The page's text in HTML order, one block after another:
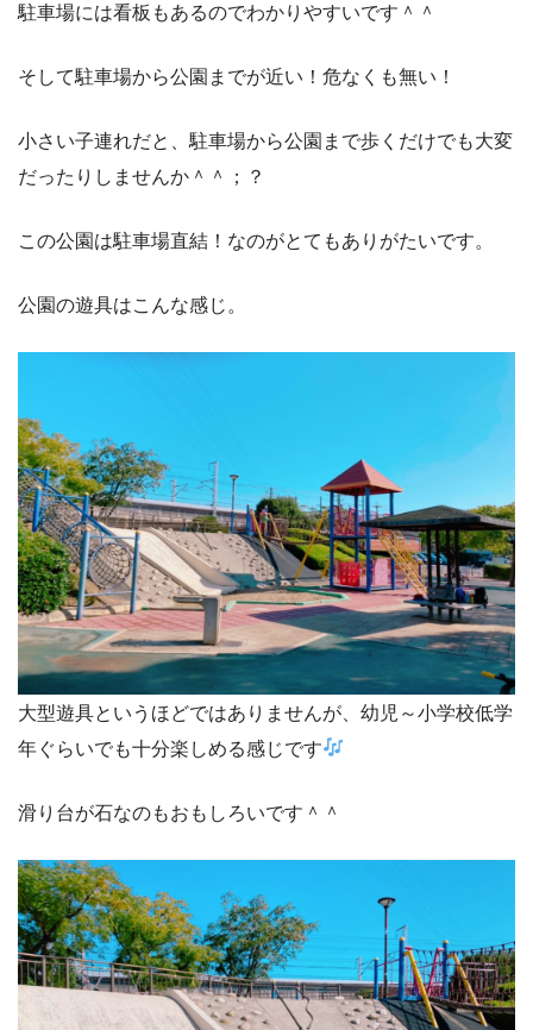
駐車場には看板もあるのでわかりやすいです＾＾
そして駐車場から公園までが近い！危なくも無い！
小さい子連れだと、駐車場から公園まで歩くだけでも大変
だったりしませんか＾＾；？
この公園は駐車場直結！なのがとてもありがたいです。
公園の遊具はこんな感じ。
大型遊具というほどではありませんが、幼児～小学校低学
年ぐらいでも十分楽しめる感じです
滑り台が石なのもおもしろいです＾＾